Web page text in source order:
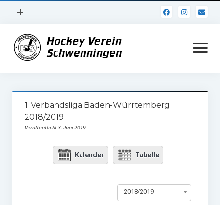
Menü
+
Impressum
Datenschutz
Menü
öffnen
Verein
Daten und Fakten
Online Jubiläum
1. Verbandsliga Baden-Würrtemberg
2018/2019
Veröffentlicht 3. Juni 2019
Kalender Tabelle
2018/2019